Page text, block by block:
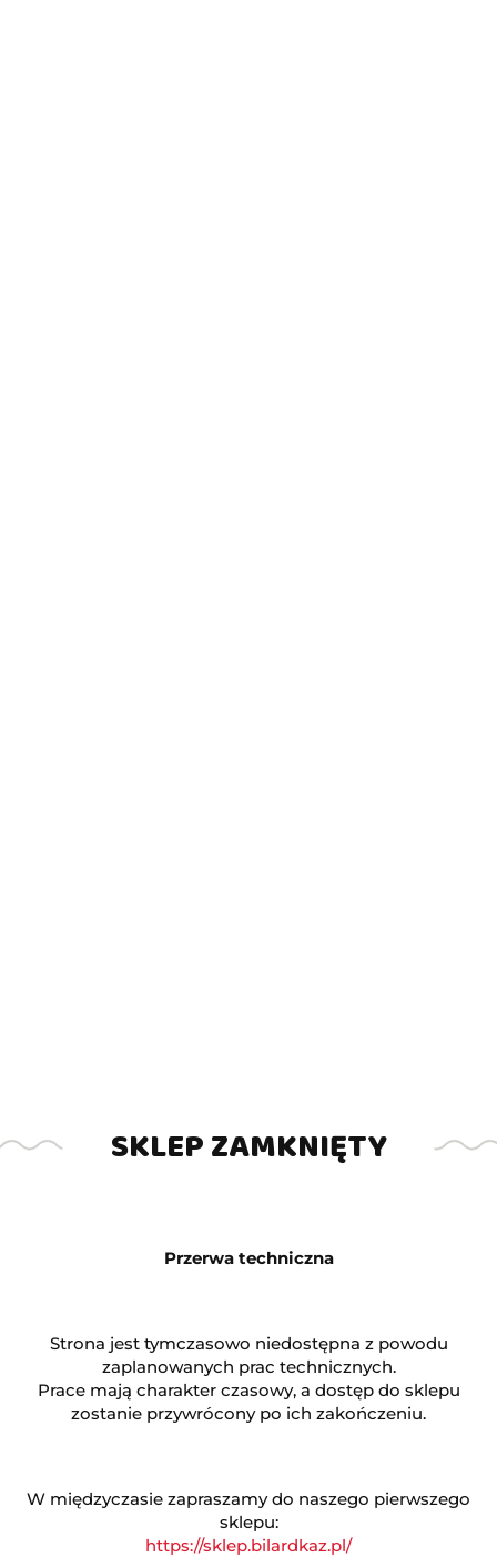
SKLEP ZAMKNIĘTY
Przerwa techniczna
Strona jest tymczasowo niedostępna z powodu
zaplanowanych prac technicznych.
Prace mają charakter czasowy, a dostęp do sklepu
zostanie przywrócony po ich zakończeniu.
W międzyczasie zapraszamy do naszego pierwszego
sklepu:
https://sklep.bilardkaz.pl/